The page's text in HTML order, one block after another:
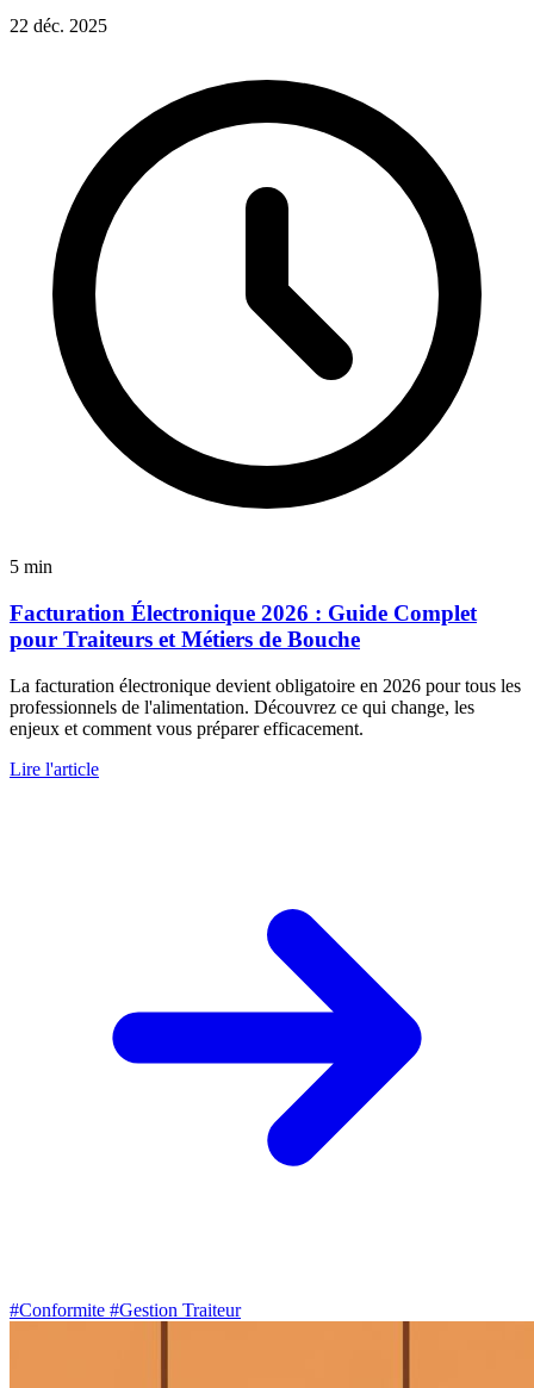
22 déc. 2025
5 min
Facturation Électronique 2026 : Guide Complet
pour Traiteurs et Métiers de Bouche
La facturation électronique devient obligatoire en 2026 pour tous les
professionnels de l'alimentation. Découvrez ce qui change, les
enjeux et comment vous préparer efficacement.
Lire l'article
#Conformite #Gestion Traiteur